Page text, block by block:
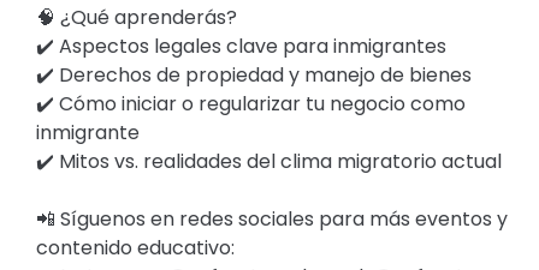
🧠 ¿Qué aprenderás?
✔️ Aspectos legales clave para inmigrantes
✔️ Derechos de propiedad y manejo de bienes
✔️ Cómo iniciar o regularizar tu negocio como
inmigrante
✔️ Mitos vs. realidades del clima migratorio actual
📲 Síguenos en redes sociales para más eventos y
contenido educativo: